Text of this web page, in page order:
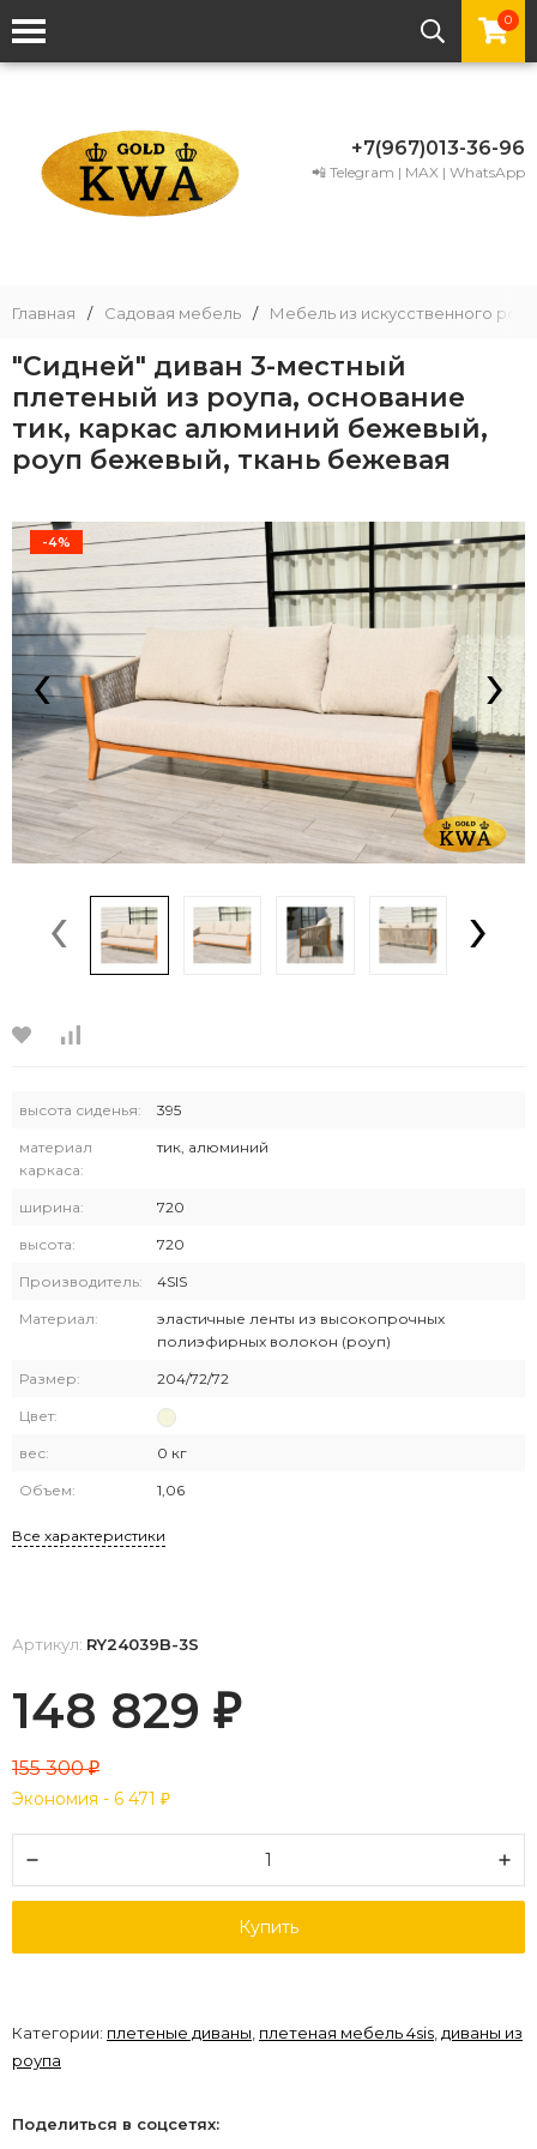
0
+7(967)013-36-96
📲 Telegram | MAX | WhatsApp
Главная / Садовая мебель / Мебель из искусственного
"Сидней" диван 3-местный
плетеный из роупа, основание
тик, каркас алюминий бежевый,
роуп бежевый, ткань бежевая
-4%
‹ ›
‹ ›
высота сиденья: 395
материал
каркаса:
тик, алюминий
ширина: 720
высота: 720
Производитель: 4SIS
Материал:
эластичные ленты из высокопрочных
полиэфирных волокон (роуп)
Размер: 204/72/72
Цвет:
вес: 0 кг
Объем: 1,06
Все характеристики
Артикул: RY24039B-3S
148 829 ₽
155 300₽
Экономия - 6 471 ₽
Купить
Категории: плетеные диваны, плетеная мебель 4sis,диваны из
роупа
Поделиться в соцсетях: